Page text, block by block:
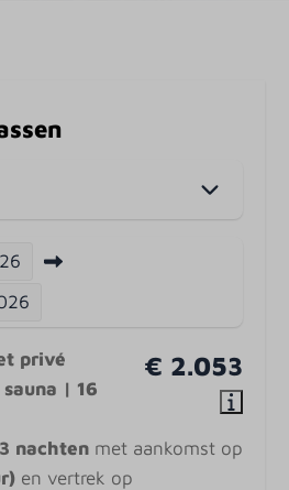
€ 2.053
privé
| 16
3 nachten met aankomst op
en vertrek op